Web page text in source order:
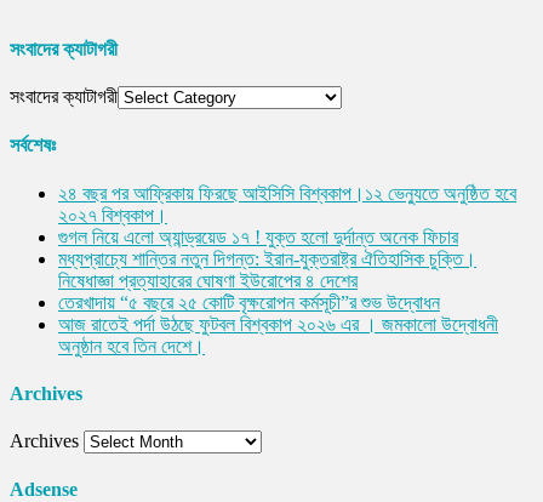
সংবাদের ক্যাটাগরী
সংবাদের ক্যাটাগরী
সর্বশেষঃ
২৪ বছর পর আফ্রিকায় ফিরছে আইসিসি বিশ্বকাপ।১২ ভেন্যুতে অনুষ্ঠিত হবে
২০২৭ বিশ্বকাপ।
গুগল নিয়ে এলো অ্যান্ড্রয়েড ১৭ ! যুক্ত হলো দুর্দান্ত অনেক ফিচার
মধ্যপ্রাচ্যে শান্তির নতুন দিগন্ত: ইরান-যুক্তরাষ্ট্র ঐতিহাসিক চুক্তি।
নিষেধাজ্ঞা প্রত্যাহারের ঘোষণা ইউরোপের ৪ দেশের
তেরখাদায় “৫ বছরে ২৫ কোটি বৃক্ষরোপন কর্মসূচী”র শুভ উদ্বোধন
আজ রাতেই পর্দা উঠছে ফুটবল বিশ্বকাপ ২০২৬ এর । জমকালো উদ্বোধনী
অনুষ্ঠান হবে তিন দেশে।
Archives
Archives
Adsense